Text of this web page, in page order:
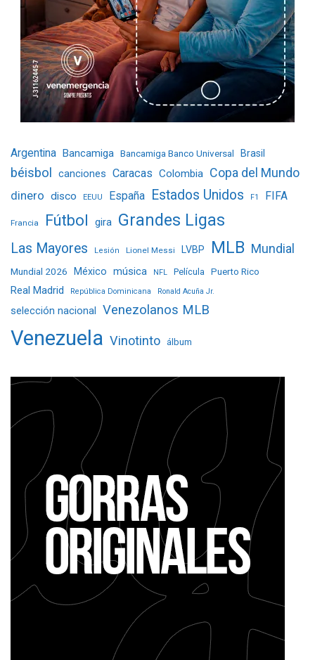
Argentina Bancamiga Bancamiga Banco Universal Brasil
béisbol canciones Caracas Colombia Copa del Mundo
dinero disco EEUU España Estados Unidos F1 FIFA
Francia Fútbol gira Grandes Ligas
Las Mayores Lesión Lionel Messi LVBP MLB Mundial
Mundial 2026 México música NFL Película Puerto Rico
Real Madrid República Dominicana Ronald Acuña Jr.
selección nacional Venezolanos MLB
Venezuela Vinotinto álbum